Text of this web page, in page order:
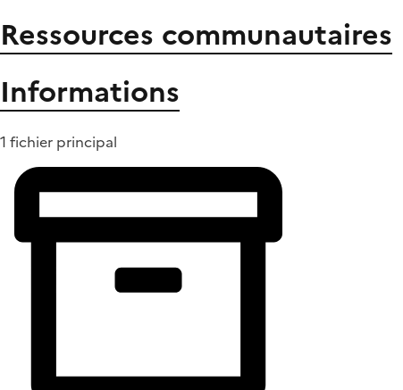
Ressources communautaires
Informations
1 fichier principal